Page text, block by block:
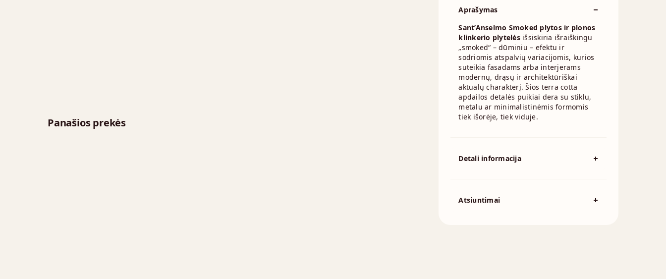
Aprašymas
Sant’Anselmo Smoked plytos ir plonos
klinkerio plytelėsišsiskiria išraiškingu
„smoked“ – dūminiu – efektu ir
sodriomis atspalvių variacijomis, kurios
suteikia fasadams arba interjerams
modernų, drąsų ir architektūriškai
aktualų charakterį. Šios terra cotta
apdailos detalės puikiai dera su stiklu,
metalu ar minimalistinėmis formomis
tiek išorėje, tiek viduje.
Detali informacija
Atsiuntimai
Panašios prekės